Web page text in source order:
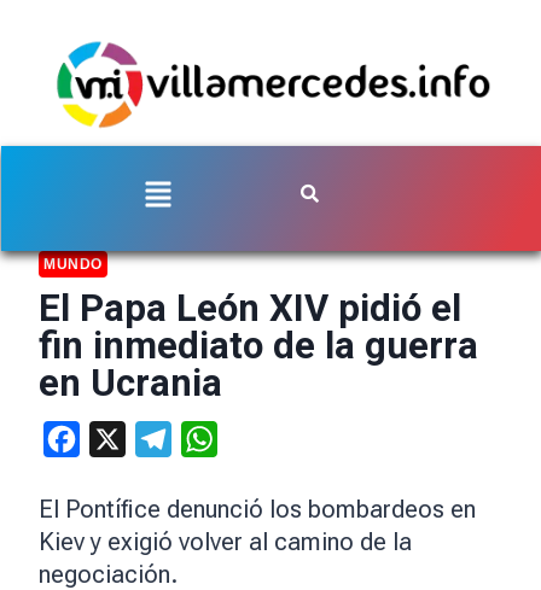
MUNDO
El Papa León XIV pidió el
fin inmediato de la guerra
en Ucrania
Facebook Telegram
El Pontífice denunció los bombardeos en
Kiev y exigió volver al camino de la
negociación.